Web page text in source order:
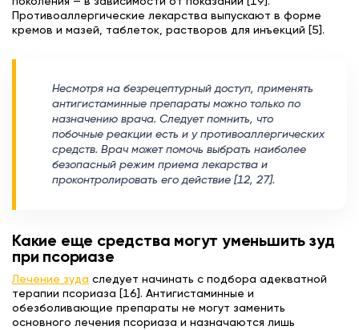
Противоаллергические лекарства выпускают в форме
кремов и мазей, таблеток, растворов для инъекций [5].
Несмотря на безрецептурный доступ, применять
антигистаминные препараты можно только по
назначению врача. Следует помнить, что
побочные реакции есть и у противоаллергических
средств. Врач может помочь выбрать наиболее
безопасный режим приема лекарства и
проконтролировать его действие [12, 27].
Какие еще средства могут уменьшить зуд
при псориазе
Лечение зуда следует начинать с подбора адекватной
терапии псориаза [16]. Антигистаминные и
обезболивающие препараты не могут заменить
основного лечения псориаза и назначаются лишь